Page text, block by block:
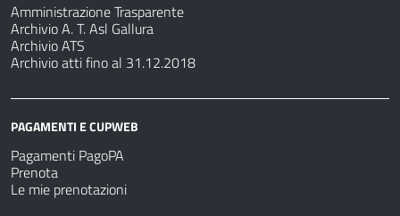
Amministrazione Trasparente
Archivio A. T. Asl Gallura
Archivio ATS
Archivio atti fino al 31.12.2018
PAGAMENTI E CUPWEB
Pagamenti PagoPA
Prenota
Le mie prenotazioni